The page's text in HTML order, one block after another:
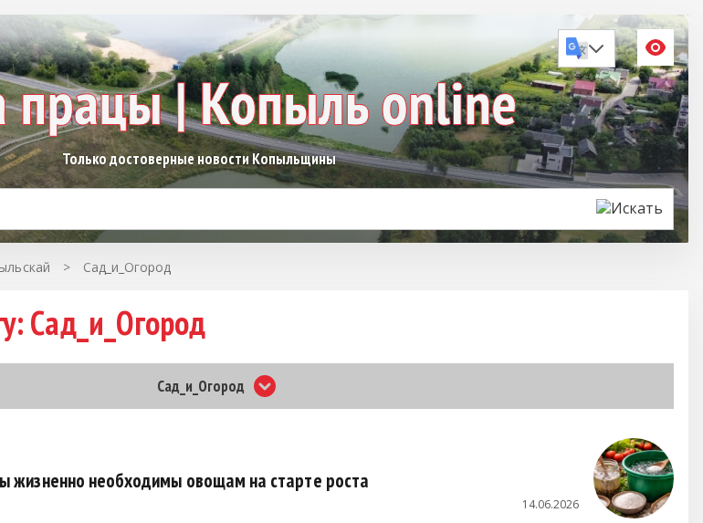
Только достоверные новости Копыльщины
> Сад_и_Огород
Сад_и_Огород
Сад_и_Огород
жизненно необходимы овощам на старте роста
14.06.2026